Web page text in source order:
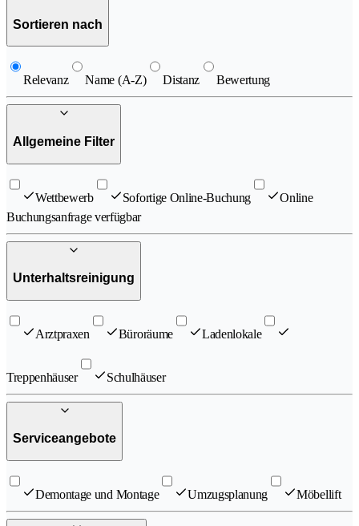
Sortieren nach
Relevanz Name (A-Z) Distanz Bewertung
Allgemeine Filter
Wettbewerb Sofortige Online-Buchung
Online
Buchungsanfrage verfügbar
Unterhaltsreinigung
Arztpraxen Büroräume Ladenlokale
Treppenhäuser Schulhäuser
Serviceangebote
Demontage und Montage Umzugsplanung Möbellift